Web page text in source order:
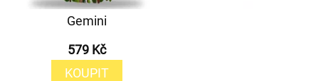
Gemini
579 Kč
KOUPIT